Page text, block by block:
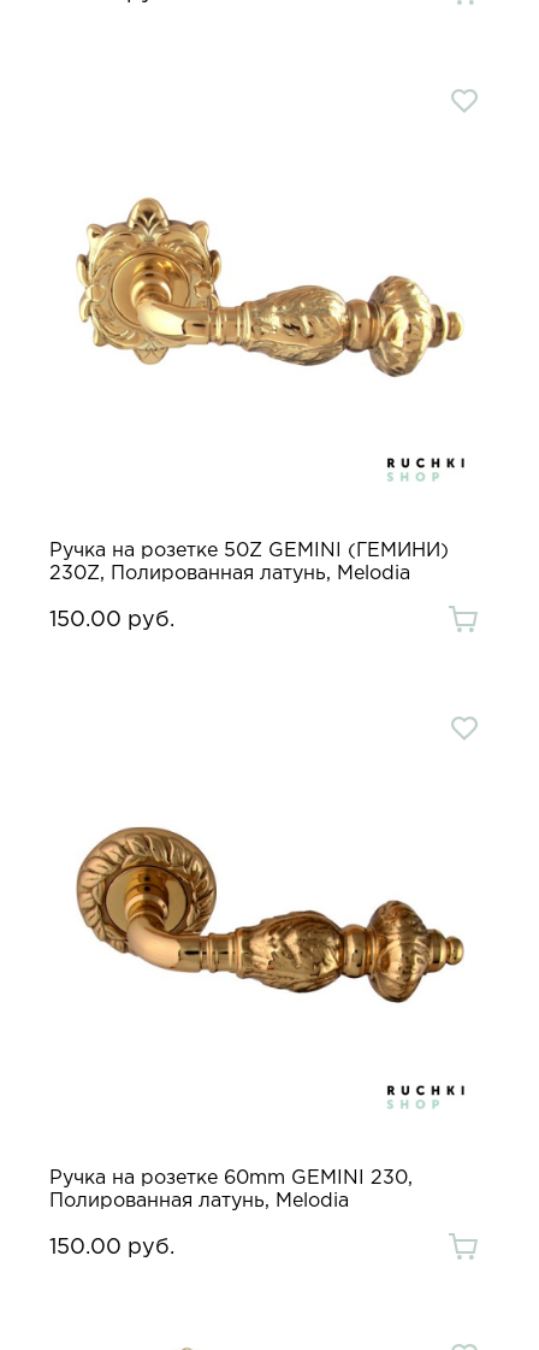
Ручка на розетке 50Z GEMINI (ГЕМИНИ)
230Z, Полированная латунь, Melodia
150.00 руб.
Ручка на розетке 60mm GEMINI 230,
Полированная латунь, Melodia
150.00 руб.